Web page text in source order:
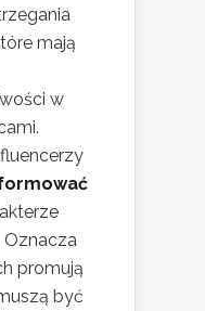
mają
w
Oznacza
promują
być